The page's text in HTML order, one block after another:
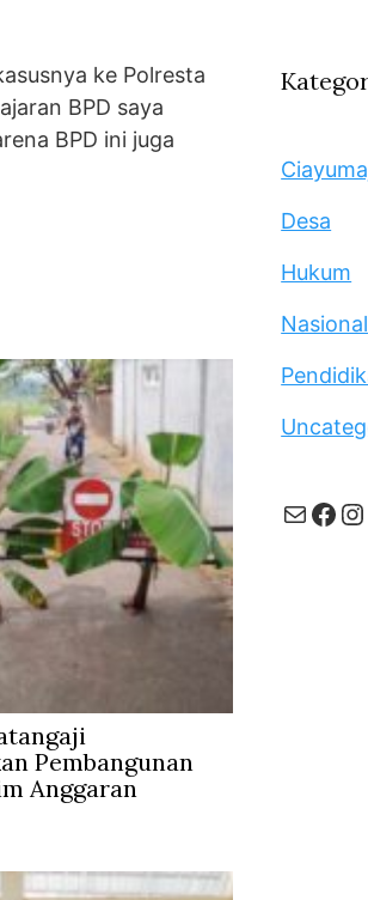
ke Polresta
BPD saya
BPD ini juga
Pembangunan
Anggaran
Desa
Hukum
Nasional
Mail